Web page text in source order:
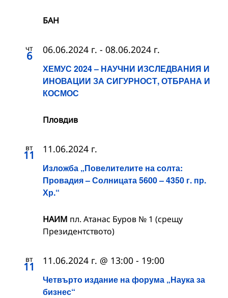
БАН
чт
6
ХЕМУС 2024 – НАУЧНИ ИЗСЛЕДВАНИЯ И
ИНОВАЦИИ ЗА СИГУРНОСТ, ОТБРАНА И
КОСМОС
06.06.2024 г. - 08.06.2024 г.
Пловдив
вт
11
Изложба „Повелителите на солта:
Провадия – Солницата 5600 – 4350 г. пр.
Хр.“
11.06.2024 г.
НАИМ пл. Атанас Буров № 1 (срещу
Президентството)
вт
11
Четвърто издание на форума „Наука за
бизнес“
11.06.2024 г. @ 13:00 - 19:00